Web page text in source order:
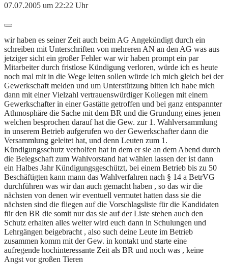
07.07.2005 um 22:22 Uhr
wir haben es seiner Zeit auch beim AG Angekündigt durch ein
schreiben mit Unterschriften von mehreren AN an den AG was aus
jetziger sicht ein großer Fehler war wir haben prompt ein par
Mitarbeiter durch fristlose Kündigung verloren, würde ich es heute
noch mal mit in die Wege leiten sollen würde ich mich gleich bei der
Gewerkschaft melden und um Unterstützung bitten ich habe mich
dann mit einer Vielzahl vertrauenswürdiger Kollegen mit einem
Gewerkschafter in einer Gastätte getroffen und bei ganz entspannter
Athmosphäre die Sache mit dem BR und die Grundung eines jenen
welchen besprochen darauf hat die Gew. zur 1. Wahlversammlung
in unserem Betrieb aufgerufen wo der Gewerkschafter dann die
Versammlung geleitet hat, und denn Leuten zum 1.
Kündigungsschutz verholfen hat in dem er sie an dem Abend durch
die Belegschaft zum Wahlvorstand hat wählen lassen der ist dann
ein Halbes Jahr Kündigungsgeschützt, bei einem Betrieb bis zu 50
Beschäftigten kann mann das Wahlverfahren nach § 14 a BetrVG
durchführen was wir dan auch gemacht haben , so das wir die
nächsten von denen wir eventuell vermutet hatten dass sie die
nächsten sind die fliegen auf die Vorschlagsliste für die Kandidaten
für den BR die somit nur das sie auf der Liste stehen auch den
Schutz erhalten alles weiter wird euch dann in Schulungen und
Lehrgängen beigebracht , also such deine Leute im Betrieb
zusammen komm mit der Gew. in kontakt und starte eine
aufregende hochinteressante Zeit als BR und noch was , keine
Angst vor großen Tieren